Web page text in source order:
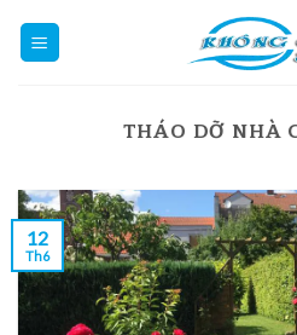
THÁO DỠ NHÀ
12
Th6